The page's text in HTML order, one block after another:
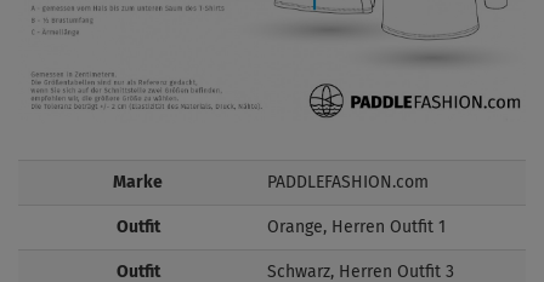
Marke PADDLEFASHION.com
Outfit Orange, Herren Outfit 1
Outfit Schwarz, Herren Outfit 3